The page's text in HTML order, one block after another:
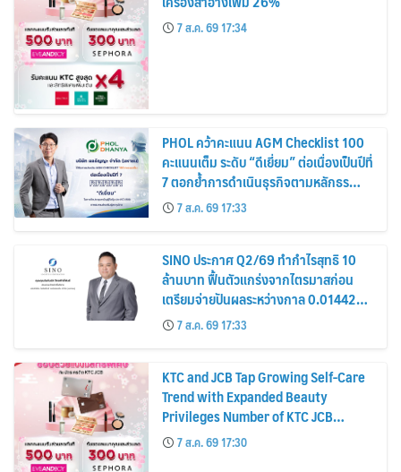
7 ส.ค. 69 17:34
PHOL คว้าคะแนน AGM Checklist 100
คะแนนเต็ม ระดับ “ดีเยี่ยม” ต่อเนื่องเป็นปีที่
7 ตอกย้ำการดำเนินธุรกิจตามหลักธร
รมาภิบาล โปร่งใส สร้างความเชื่อมั่นผู้ถือ
หุ้น
7 ส.ค. 69 17:33
SINO ประกาศ Q2/69 ทำกำไรสุทธิ 10
ล้านบาท ฟื้นตัวแกร่งจากไตรมาสก่อน
เตรียมจ่ายปันผลระหว่างกาล 0.014423
บาทต่อหุ้น ครึ่งปีหลังมุ่งเติบโตต่อเนื่อง
7 ส.ค. 69 17:33
KTC and JCB Tap Growing Self-Care
Trend with Expanded Beauty
Privileges Number of KTC JCB
Cardmembers Spending on
Cosmetics Rises 26%
7 ส.ค. 69 17:30